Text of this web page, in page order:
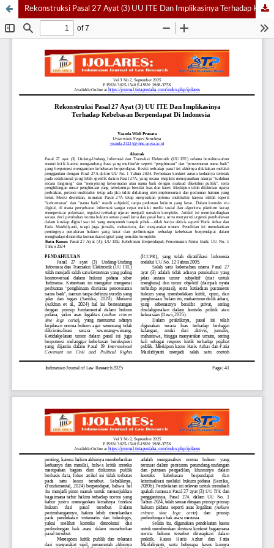
Rekonstruksi Pasal 27 Ayat (3) UU ITE Dan Implikasinya Terhadap Kebebasan Berpendapat Di Indonesia